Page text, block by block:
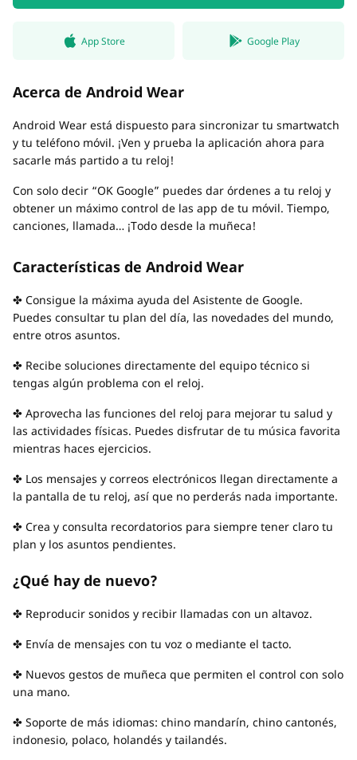
App Store Google Play
Acerca de Android Wear
Android Wear está dispuesto para sincronizar tu smartwatch
y tu teléfono móvil. ¡Ven y prueba la aplicación ahora para
sacarle más partido a tu reloj!
Con solo decir “OK Google” puedes dar órdenes a tu reloj y
obtener un máximo control de las app de tu móvil. Tiempo,
canciones, llamada… ¡Todo desde la muñeca!
Características de Android Wear
✤ Consigue la máxima ayuda del Asistente de Google.
Puedes consultar tu plan del día, las novedades del mundo,
entre otros asuntos.
✤ Recibe soluciones directamente del equipo técnico si
tengas algún problema con el reloj.
✤ Aprovecha las funciones del reloj para mejorar tu salud y
las actividades físicas. Puedes disfrutar de tu música favorita
mientras haces ejercicios.
✤ Los mensajes y correos electrónicos llegan directamente a
la pantalla de tu reloj, así que no perderás nada importante.
✤ Crea y consulta recordatorios para siempre tener claro tu
plan y los asuntos pendientes.
¿Qué hay de nuevo?
✤ Reproducir sonidos y recibir llamadas con un altavoz.
✤ Envía de mensajes con tu voz o mediante el tacto.
✤ Nuevos gestos de muñeca que permiten el control con solo
una mano.
✤ Soporte de más idiomas: chino mandarín, chino cantonés,
indonesio, polaco, holandés y tailandés.